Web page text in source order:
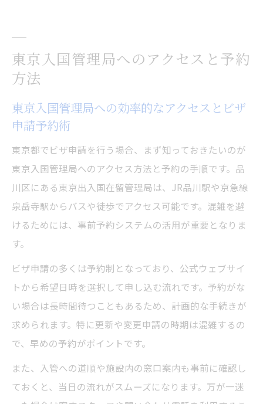
東京入国管理局へのアクセスと予約
方法
東京入国管理局への効率的なアクセスとビザ
申請予約術
東京都でビザ申請を行う場合、まず知っておきたいのが
東京入国管理局へのアクセス方法と予約の手順です。品
川区にある東京出入国在留管理局は、JR品川駅や京急線
泉岳寺駅からバスや徒歩でアクセス可能です。混雑を避
けるためには、事前予約システムの活用が重要となりま
す。
ビザ申請の多くは予約制となっており、公式ウェブサイ
トから希望日時を選択して申し込む流れです。予約がな
い場合は長時間待つこともあるため、計画的な手続きが
求められます。特に更新や変更申請の時期は混雑するの
で、早めの予約がポイントです。
また、入管への道順や施設内の窓口案内も事前に確認し
ておくと、当日の流れがスムーズになります。万が一迷